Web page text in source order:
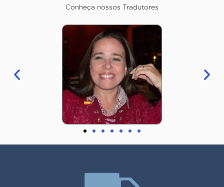
Conheça nossos Tradutores